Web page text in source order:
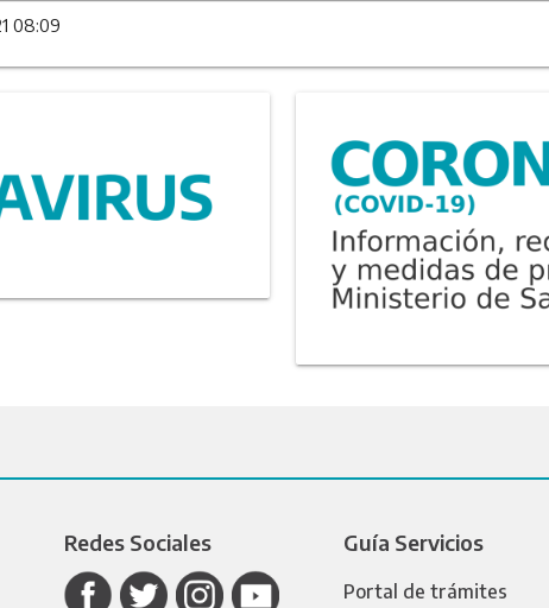
08:09
Redes Sociales Guía Servicios
Portal de trámites